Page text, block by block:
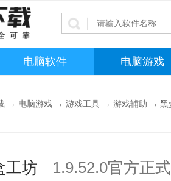
电脑软件 电脑游戏
→ 电脑游戏 → 游戏工具 → 游戏辅助 → 黑
工坊 1.9.52.0官方正